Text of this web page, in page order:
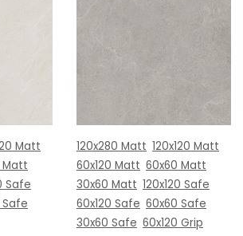
Matt
Matt
Safe
120x280 Matt 120x120 Matt
60x120 Matt 60x60 Matt
30x60 Matt 120x120 Safe
60x120 Safe 60x60 Safe
30x60 Safe 60x120 Grip